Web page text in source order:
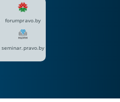
forumpravo.by
seminar.pravo.by